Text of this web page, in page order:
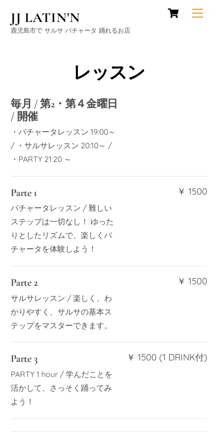
content
Cart
JJ LATIN'N
鹿児島市で サルサ バチャータ 踊れるお店
レッスン
毎月 / 第2・第４金曜日
/ 開催
・バチャータレッスン 19:00～
/ ・サルサレッスン 20:10～ /
・PARTY 21:20 ～
Parte 1
バチャータレッスン / 難しい
ステップは一切なし！ ゆった
りとしたリズムで、楽しくバ
チャータを体験しよう！
￥ 1500
Parte 2
サルサレッスン / 楽しく、わ
かりやすく、サルサの基本ス
テップをマスターできます。
￥ 1500
Parte 3
PARTY 1 hour / 学んだことを
活かして、さっそく踊ってみ
よう！
￥ 1500 (1 DRINK付)